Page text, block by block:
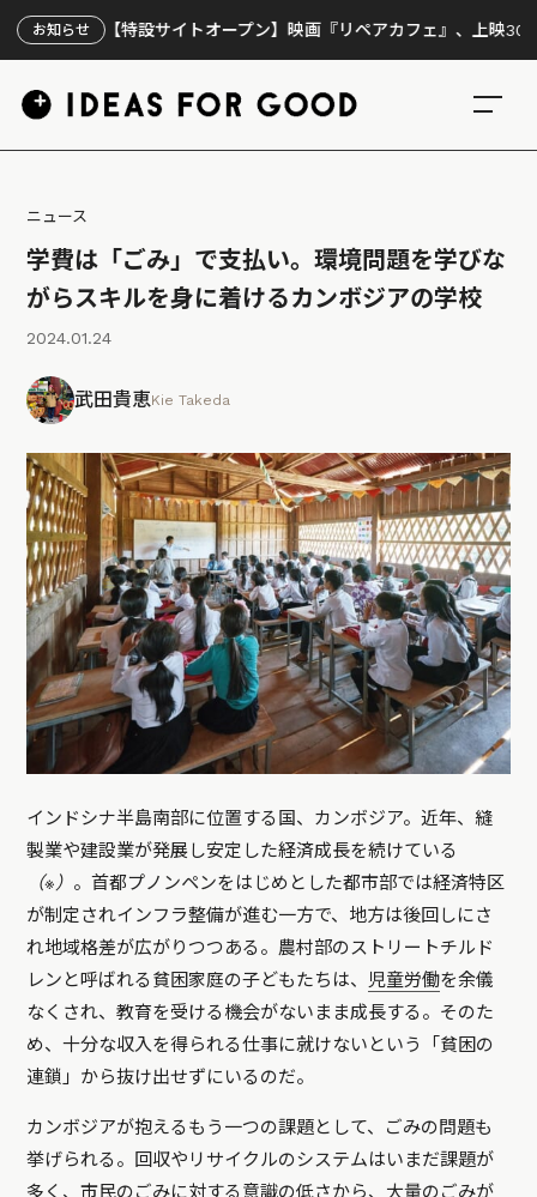
お知らせ
【特設サイトオープン】映画『リペアカフェ』、上映300回の先
ニュース
学費は「ごみ」で支払い。環境問題を学びな
がらスキルを身に着けるカンボジアの学校
2024.01.24
武田貴恵Kie Takeda
インドシナ半島南部に位置する国、カンボジア。近年、縫
製業や建設業が発展し安定した経済成長を続けている
（※） 。首都プノンペンをはじめとした都市部では経済特区
が制定されインフラ整備が進む一方で、地方は後回しにさ
れ地域格差が広がりつつある。農村部のストリートチルド
レンと呼ばれる貧困家庭の子どもたちは、 児童労働を余儀
なくされ、教育を受ける機会がないまま成長する。そのた
め、十分な収入を得られる仕事に就けないという「貧困の
連鎖」から抜け出せずにいるのだ。
カンボジアが抱えるもう一つの課題として、ごみの問題も
挙げられる。回収やリサイクルのシステムはいまだ課題が
多く、市民のごみに対する意識の低さから、大量のごみが